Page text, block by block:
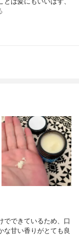
でできているため、口
な甘い香りがとても良